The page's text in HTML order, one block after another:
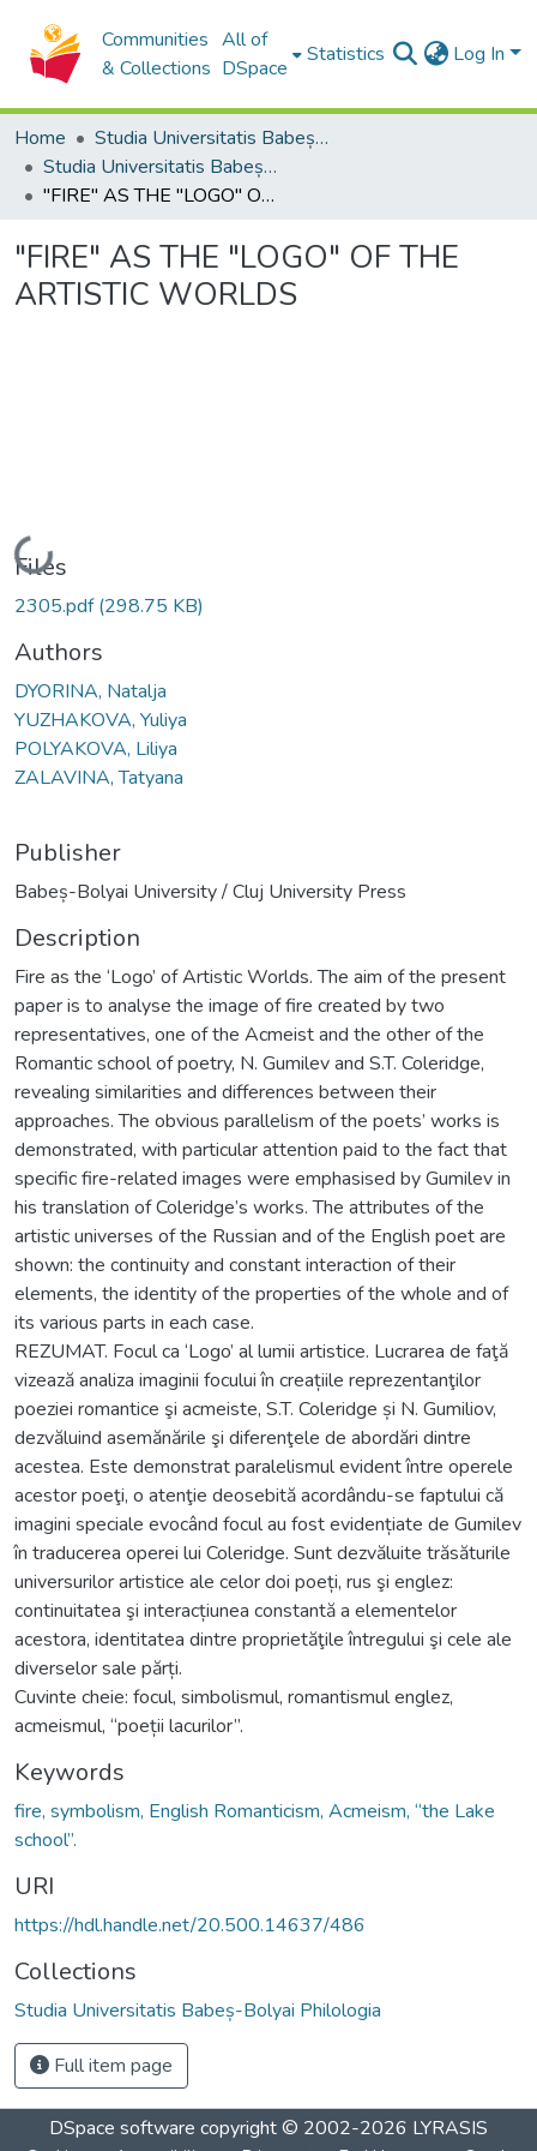
Communities
& Collections
All of
DSpace
Statistics Log In
Home
Studia Universitatis Babeș-Bolyai Collection
Studia Universitatis Babeș-Bolyai Philologia
"FIRE" AS THE "LOGO" OF THE ARTISTIC WORLDS
"FIRE" AS THE "LOGO" OF THE
ARTISTIC WORLDS
Loading...
Files
2305.pdf(298.75 KB)
Authors
DYORINA, Natalja
YUZHAKOVA, Yuliya
POLYAKOVA, Liliya
ZALAVINA, Tatyana
Publisher
Babeș-Bolyai University / Cluj University Press
Description
Fire as the ‘Logo’ of Artistic Worlds. The aim of the present
paper is to analyse the image of fire created by two
representatives, one of the Acmeist and the other of the
Romantic school of poetry, N. Gumilev and S.T. Coleridge,
revealing similarities and differences between their
approaches. The obvious parallelism of the poets’ works is
demonstrated, with particular attention paid to the fact that
specific fire-related images were emphasised by Gumilev in
his translation of Coleridge’s works. The attributes of the
artistic universes of the Russian and of the English poet are
shown: the continuity and constant interaction of their
elements, the identity of the properties of the whole and of
its various parts in each case.
REZUMAT. Focul ca ‘Logo’ al lumii artistice. Lucrarea de faţă
vizează analiza imaginii focului în creațiile reprezentanţilor
poeziei romantice şi acmeiste, S.T. Coleridge și N. Gumiliov,
dezvăluind asemănările şi diferenţele de abordări dintre
acestea. Este demonstrat paralelismul evident între operele
acestor poeţi, o atenţie deosebită acordându-se faptului că
imagini speciale evocând focul au fost evidențiate de Gumilev
în traducerea operei lui Coleridge. Sunt dezvăluite trăsăturile
universurilor artistice ale celor doi poeți, rus şi englez:
continuitatea şi interacțiunea constantă a elementelor
acestora, identitatea dintre proprietăţile întregului şi cele ale
diverselor sale părți.
Cuvinte cheie: focul, simbolismul, romantismul englez,
acmeismul, “poeții lacurilor”.
Keywords
fire, symbolism, English Romanticism, Acmeism, “the Lake
school”.
URI
https://hdl.handle.net/20.500.14637/486
Collections
Studia Universitatis Babeș-Bolyai Philologia
Full item page
DSpace software copyright © 2002-2026 LYRASIS